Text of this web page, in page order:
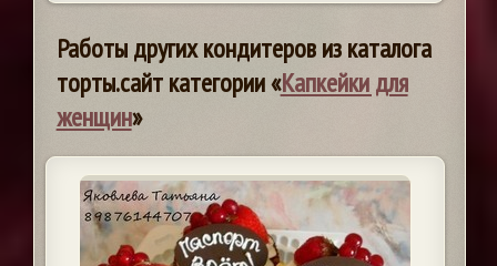
Работы других кондитеров из каталога
торты.сайт категории «Капкейки для
женщин»